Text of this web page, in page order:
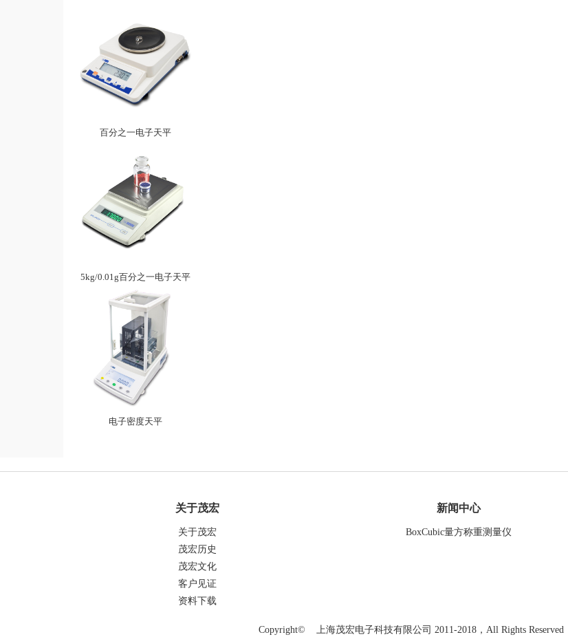
百分之一电子天平
5kg/0.01g百分之一电子天平
电子密度天平
关于茂宏
关于茂宏
茂宏历史
茂宏文化
客户见证
资料下载
新闻中心
BoxCubic量方称重测量仪
Copyright© 上海茂宏电子科技有限公司 2011-2018，All Rights Reserved